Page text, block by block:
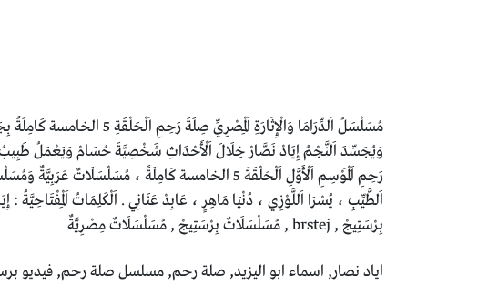
وَيُجَسِّدَ اَلنَّجْمُ إِيَادْ نَصَّارْ خِلَالَ اَلْأَحْدَاثِ شَخْصِيَّةَ حُسَامْ وَيَعْمَلُ طَبِيبُ
بِرْسَتِيجْ , brstej , مُسَلْسَلَاتٌ بِرْسَتِيجْ , مُسَلْسَلَاتٌ مِصْرِيَّةٌ